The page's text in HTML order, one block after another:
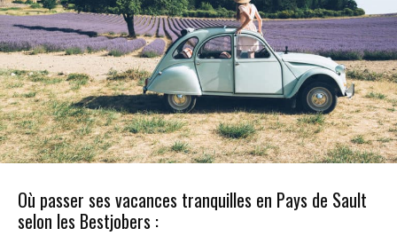
Où passer ses vacances tranquilles en Pays de Sault
selon les Bestjobers :